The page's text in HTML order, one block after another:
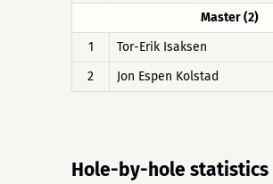
Master (2)
1
Tor-Erik Isaksen
2
Jon Espen Kolstad
Hole-by-hole statistics